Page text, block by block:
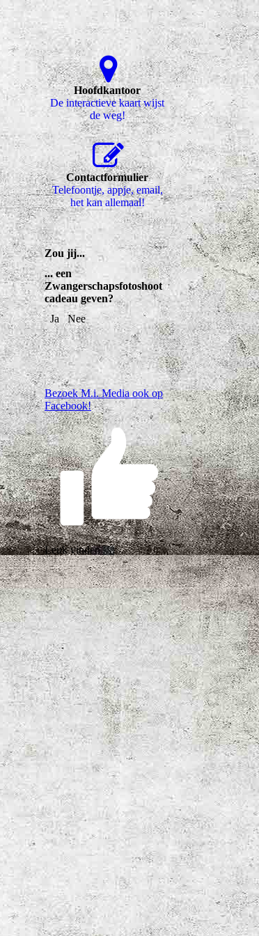
Hoofdkantoor
De interactieve kaart wijst
de weg!
Contactformulier
Telefoontje, appje, email,
het kan allemaal!
Zou jij...
... een
Zwangerschapsfotoshoot
cadeau geven?
Ja
Nee
Bezoek M.i. Media ook op
Facebook!
Leuk vinden